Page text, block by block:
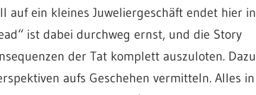
auf ein kleines Juweliergeschäft endet hier in
ist dabei durchweg ernst, und die Story
der Tat komplett auszuloten. Dazu
aufs Geschehen vermitteln. Alles in